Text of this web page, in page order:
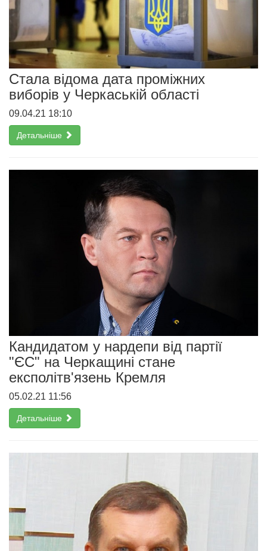
Стала відома дата проміжних
виборів у Черкаській області
09.04.21 18:10
Детальніше
Кандидатом у нардепи від партії
"ЄС" на Черкащині стане
експолітв'язень Кремля
05.02.21 11:56
Детальніше